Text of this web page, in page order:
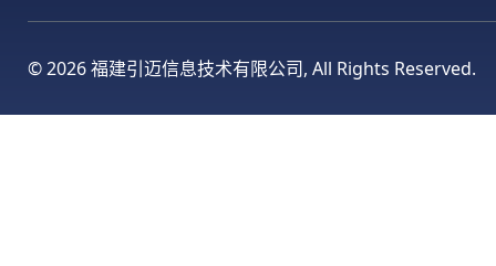
©2026 福建引迈信息技术有限公司, All Rights Reserved.